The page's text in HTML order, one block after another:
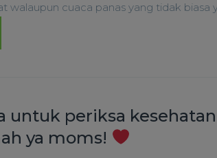
walaupun cuaca panas yang tidak biasa
untuk periksa
ya moms!